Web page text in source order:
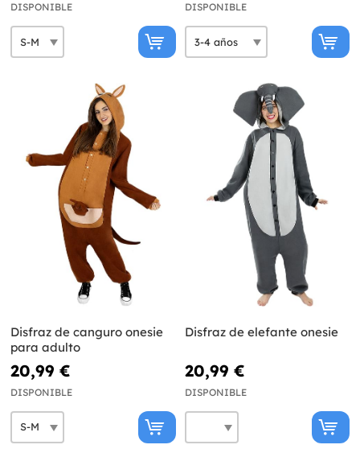
DISPONIBLE DISPONIBLE
Disfraz de canguro onesie
para adulto
20,99 €
DISPONIBLE
Disfraz de elefante onesie
20,99 €
DISPONIBLE